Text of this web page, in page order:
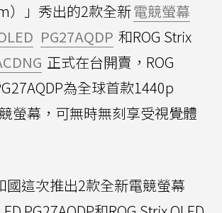
）」秀出的2款全新電競螢幕
PG27AQDP 和ROG Strix
正式在台開賣，ROG
為全球首款1440p
螢幕，可無時無刻享受視覺體
國這次推出2款全新電競螢幕